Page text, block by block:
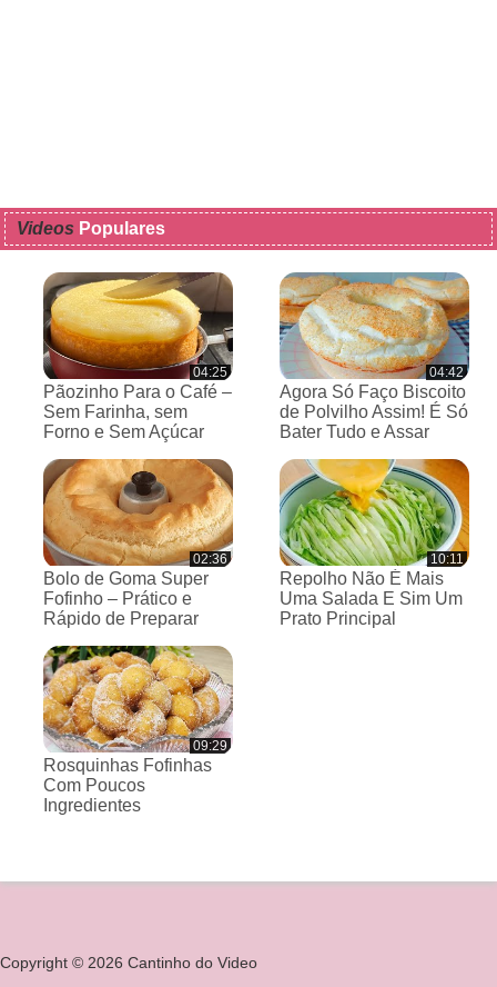
Videos Populares
04:25
Pãozinho Para o Café –
Sem Farinha, sem
Forno e Sem Açúcar
04:42
Agora Só Faço Biscoito
de Polvilho Assim! É Só
Bater Tudo e Assar
02:36
Bolo de Goma Super
Fofinho – Prático e
Rápido de Preparar
10:11
Repolho Não É Mais
Uma Salada E Sim Um
Prato Principal
09:29
Rosquinhas Fofinhas
Com Poucos
Ingredientes
Copyright © 2026 Cantinho do Video